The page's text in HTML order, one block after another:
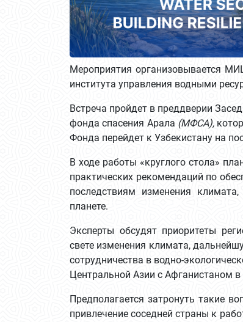
Мероприятия организовывается
института управления водными
Встреча пройдет в преддверии
фонда спасения Арала (МФСА),
Фонда перейдет к Узбекистану на
В ходе работы «круглого стола»
практических рекомендаций по
последствиям изменения
планете.
Эксперты обсудят приоритеты
свете изменения климата,
сотрудничества в водно-
Центральной Азии с Афганистаном в
Предполагается затронуть такие
привлечение соседней страны к